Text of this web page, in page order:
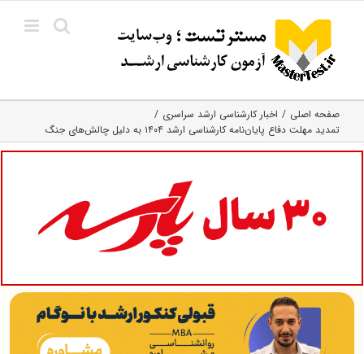
content
صفحه اصلی
اخبار کارشناسی ارشد سراسری
تمدید مهلت دفاع پایان‌نامه کارشناسی ارشد ۱۴۰۴ به دلیل چالش‌های جنگ